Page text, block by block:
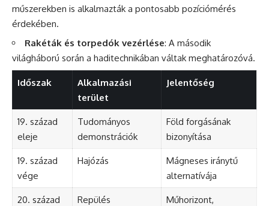
műszerekben is alkalmazták a pontosabb pozíciómérés
érdekében.
Rakéták és torpedók vezérlése: A második
világháború során a haditechnikában váltak meghatározóvá.
Időszak
Alkalmazási
terület
Jelentőség
19. század
eleje
Tudományos
demonstrációk
Föld forgásának
bizonyítása
19. század
vége
Hajózás
Mágneses iránytű
alternatívája
20. század
Repülés
Műhorizont,